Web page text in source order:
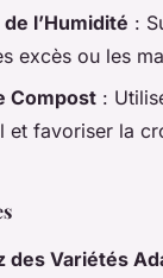
l’Humidité :
excès ou les
Compost :
et favoriser la
des Variétés